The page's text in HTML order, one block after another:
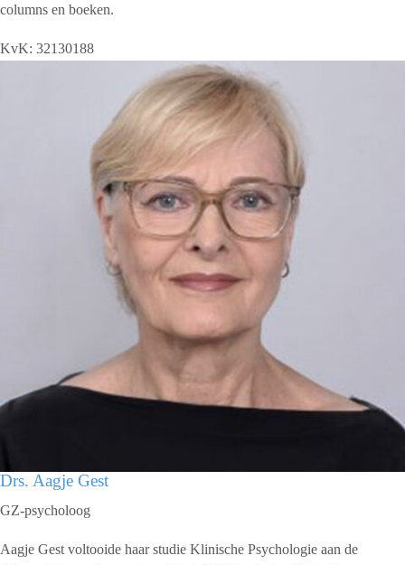
columns en boeken.
KvK: 32130188
Drs. Aagje Gest
GZ-psycholoog
Aagje Gest voltooide haar studie Klinische Psychologie aan de